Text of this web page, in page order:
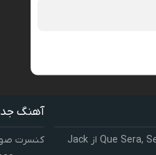
آهنگ بی کلام سریال فرام Que Sera, Sera از Jack
آهنگ
کنسرت